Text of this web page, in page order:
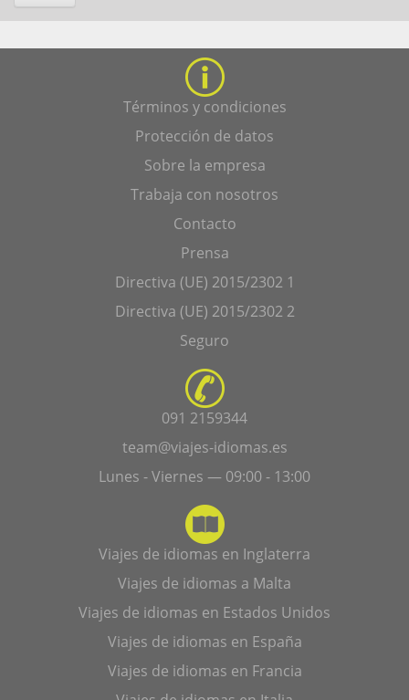
Términos y condiciones
Protección de datos
Sobre la empresa
Trabaja con nosotros
Contacto
Prensa
Directiva (UE) 2015/2302 1
Directiva (UE) 2015/2302 2
Seguro
091 2159344
team@viajes-idiomas.es
Lunes - Viernes — 09:00 - 13:00
Viajes de idiomas en Inglaterra
Viajes de idiomas a Malta
Viajes de idiomas en Estados Unidos
Viajes de idiomas en España
Viajes de idiomas en Francia